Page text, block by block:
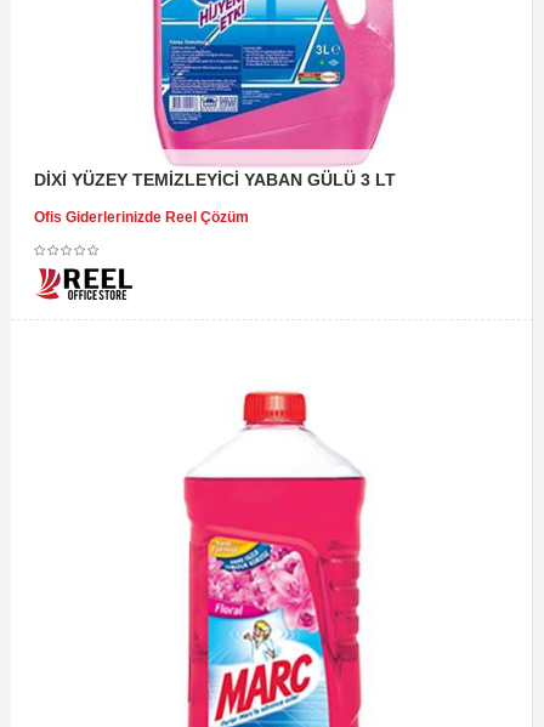
DİXİ YÜZEY TEMİZLEYİCİ YABAN GÜLÜ 3 LT
Ofis Giderlerinizde Reel Çözüm